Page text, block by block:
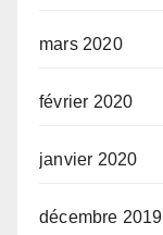
mars 2020
février 2020
janvier 2020
décembre 2019